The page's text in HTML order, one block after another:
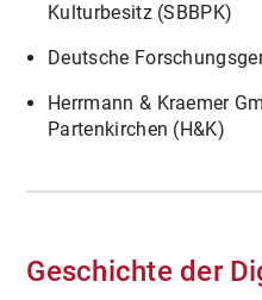
WERKE
NACHLASS
AKADEMIEAUSGABE
Kulturbesitz (SBBPK)
Deutsche
Herrmann & Kraemer
Partenkirchen (H&K)
Geschichte der